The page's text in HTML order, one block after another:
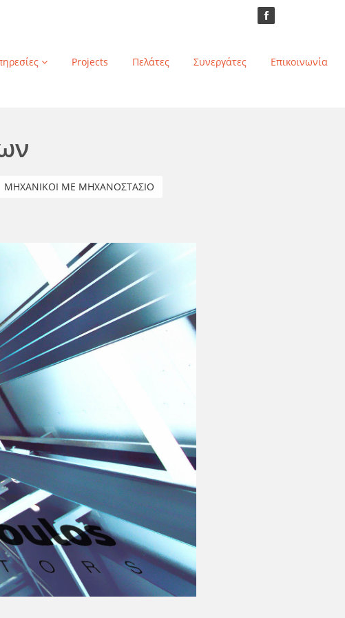
Projects Πελάτες Συνεργάτες Επικοινωνία
ΜΗΧΑΝΙΚΟΙ ΜΕ ΜΗΧΑΝΟΣΤΑΣΙΟ